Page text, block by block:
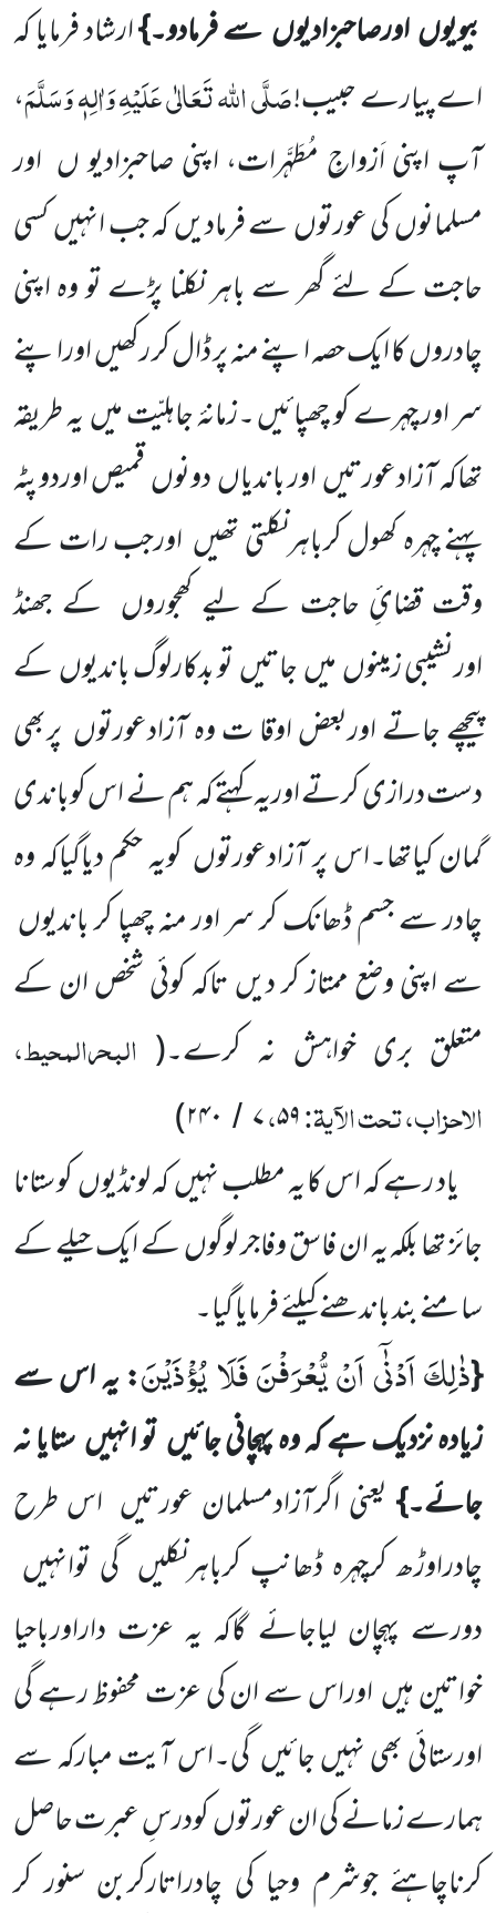
بیویوںاورصاحبزادیوںسے فرمادو۔}ارشاد فرمایا کہ
اے پیارے حبیب!صَلَّی اللہ تَعَالٰی عَلَیْہِ وَاٰلِہٖ وَسَلَّمَ،
آپ اپنی اَزواجِ مُطَہَّرات، اپنی صاحبزادیو ں اور
مسلمانوںکی عورتوںسے فرمادیںکہ جب انہیںکسی
حاجت کے لئے گھر سے باہر نکلنا پڑے تو وہ اپنی
چادروںکا ایک حصہ اپنے منہ پر ڈال کر رکھیںاوراپنے
سر اور چہرے کو چھپائیں ۔زمانۂ جاہلیّت میںیہ طریقہ
تھاکہ آزادعورتیںاور باندیاںدونوںقمیص اوردوپٹہ
پہنے چہرہ کھول کرباہرنکلتی تھیں اورجب رات کے
وقت قضائِ حاجت کے لیے کھجوروں کے جھنڈ
اورنشیبی زمینوںمیںجاتیںتو بدکارلوگ باندیوںکے
پیچھے جاتے اوربعض اوقا ت وہ آزادعورتوں پربھی
دست درازی کرتے اوریہ کہتے کہ ہم نے اس کوباندی
گمان کیاتھا۔اس پر آزادعورتوں کویہ حکم دیاگیاکہ وہ
چادر سے جسم ڈھانک کر سر اور منہ چھپا کر باندیوں
سے اپنی وضع ممتاز کر دیں تاکہ کوئی شخص ان کے
متعلق بری خواہش نہ کرے۔( البحرالمحیط،
الاحزاب، تحت الآیۃ:۵۹،۷ / ۲۴۰)
یاد رہے کہ اس کا یہ مطلب نہیںکہ لونڈیوںکو ستانا
جائز تھا بلکہ یہ ان فاسق وفاجر لوگوںکے ایک حیلے کے
سامنے بند باندھنے کیلئے فرمایا گیا۔
{ذٰلِكَ اَدْنٰۤى اَنْ یُّعْرَفْنَ فَلَا یُؤْذَیْنَ: یہ اس سے
زیادہ نزدیک ہے کہ وہ پہچانی جائیںتو انہیںستایا نہ
جائے۔} یعنی اگرآزادمسلمان عورتیں اس طرح
چادراوڑھ کرچہرہ ڈھانپ کرباہرنکلیں گی توانہیں
دورسے پہچان لیاجائے گاکہ یہ عزت داراورباحیا
خواتین ہیںاوراس سے ان کی عزت محفوظ رہے گی
اورستائی بھی نہیں جائیں گی۔اس آیت مبارکہ سے
ہمارے زمانے کی ان عورتوںکودرسِ عبرت حاصل
کرناچاہئے جوشرم وحیا کی چادراتارکربن سنور کر